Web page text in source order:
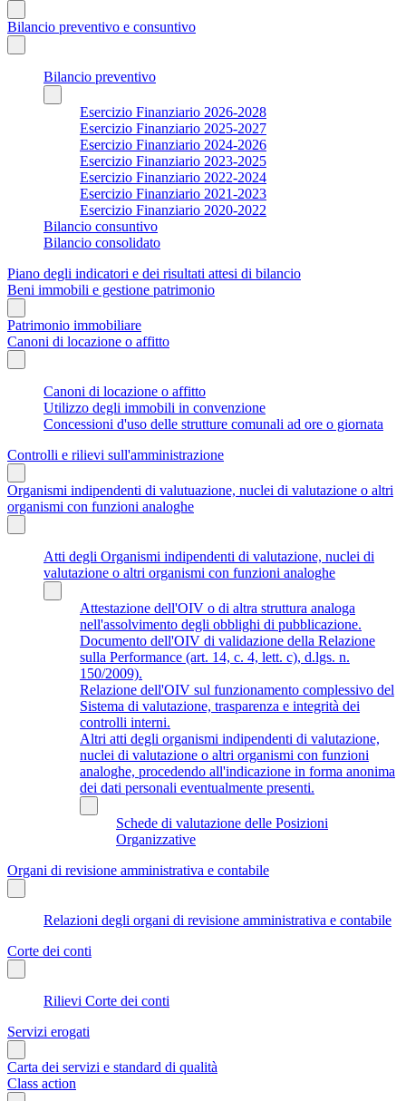
Bilancio preventivo e consuntivo
Bilancio preventivo
Esercizio Finanziario 2026-2028
Esercizio Finanziario 2025-2027
Esercizio Finanziario 2024-2026
Esercizio Finanziario 2023-2025
Esercizio Finanziario 2022-2024
Esercizio Finanziario 2021-2023
Esercizio Finanziario 2020-2022
Bilancio consuntivo
Bilancio consolidato
Piano degli indicatori e dei risultati attesi di bilancio
Beni immobili e gestione patrimonio
Patrimonio immobiliare
Canoni di locazione o affitto
Canoni di locazione o affitto
Utilizzo degli immobili in convenzione
Concessioni d'uso delle strutture comunali ad ore o giornata
Controlli e rilievi sull'amministrazione
Organismi indipendenti di valutuazione, nuclei di valutazione o altri
organismi con funzioni analoghe
Atti degli Organismi indipendenti di valutazione, nuclei di
valutazione o altri organismi con funzioni analoghe
Attestazione dell'OIV o di altra struttura analoga
nell'assolvimento degli obblighi di pubblicazione.
Documento dell'OIV di validazione della Relazione
sulla Performance (art. 14, c. 4, lett. c), d.lgs. n.
150/2009).
Relazione dell'OIV sul funzionamento complessivo del
Sistema di valutazione, trasparenza e integrità dei
controlli interni.
Altri atti degli organismi indipendenti di valutazione,
nuclei di valutazione o altri organismi con funzioni
analoghe, procedendo all'indicazione in forma anonima
dei dati personali eventualmente presenti.
Schede di valutazione delle Posizioni
Organizzative
Organi di revisione amministrativa e contabile
Relazioni degli organi di revisione amministrativa e contabile
Corte dei conti
Rilievi Corte dei conti
Servizi erogati
Carta dei servizi e standard di qualità
Class action